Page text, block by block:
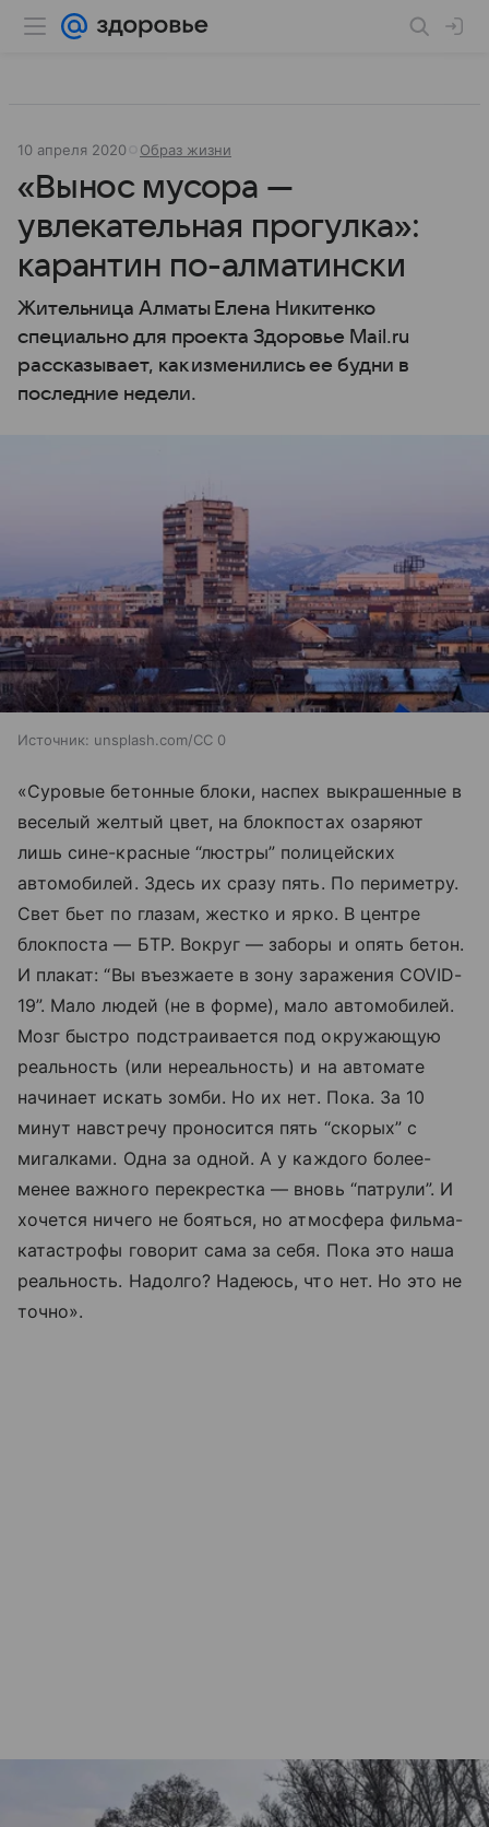
10 апреля 2020 Образ жизни
«Вынос мусора —
увлекательная прогулка»:
карантин по-алматински
Жительница Алматы Елена Никитенко
специально для проекта Здоровье Mail.ru
рассказывает, как изменились ее будни в
последние недели.
Источник: unsplash.com/CC 0
«Суровые бетонные блоки, наспех выкрашенные в
веселый желтый цвет, на блокпостах озаряют
лишь сине-красные “люстры” полицейских
автомобилей. Здесь их сразу пять. По периметру.
Свет бьет по глазам, жестко и ярко. В центре
блокпоста — БТР. Вокруг — заборы и опять бетон.
И плакат: “Вы въезжаете в зону заражения COVID-
19”. Мало людей (не в форме), мало автомобилей.
Мозг быстро подстраивается под окружающую
реальность (или нереальность) и на автомате
начинает искать зомби. Но их нет. Пока. За 10
минут навстречу проносится пять “скорых” с
мигалками. Одна за одной. А у каждого более-
менее важного перекрестка — вновь “патрули”. И
хочется ничего не бояться, но атмосфера фильма-
катастрофы говорит сама за себя. Пока это наша
реальность. Надолго? Надеюсь, что нет. Но это не
точно».